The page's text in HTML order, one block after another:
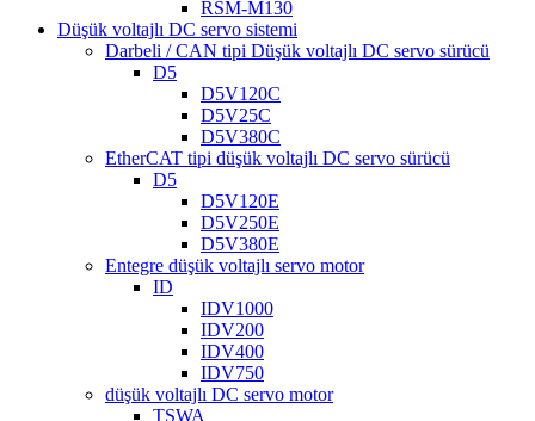
RSM-M130
Düşük voltajlı DC servo sistemi
Darbeli / CAN tipi Düşük voltajlı DC servo sürücü
D5
D5V120C
D5V25C
D5V380C
EtherCAT tipi düşük voltajlı DC servo sürücü
D5
D5V120E
D5V250E
D5V380E
Entegre düşük voltajlı servo motor
ID
IDV1000
IDV200
IDV400
IDV750
düşük voltajlı DC servo motor
TSWA